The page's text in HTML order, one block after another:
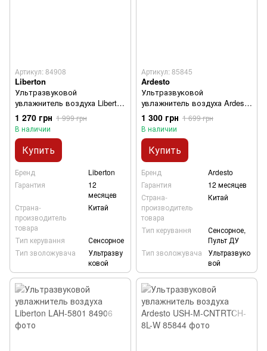
Артикул: 84908
Liberton
Ультразвуковой
увлажнитель воздуха Liberton
LAH-5803
1 270 грн 1 999 грн
В наличии
Купить
Бренд
Liberton
Гарантия
12
месяцев
Страна-
производитель
товара
Китай
Тип керування
Сенсорное
Тип зволожувача
Ультразву
ковой
Артикул: 85845
Ardesto
Ультразвуковой
увлажнитель воздуха Ardesto
USH-H-65W
1 300 грн 1 699 грн
В наличии
Купить
Бренд
Ardesto
Гарантия
12 месяцев
Страна-
производитель
товара
Китай
Тип керування
Сенсорное,
Пульт ДУ
Тип зволожувача
Ультразвуко
вой